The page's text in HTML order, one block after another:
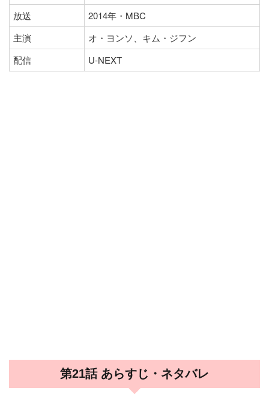
放送
2014年・MBC
主演
オ・ヨンソ、キム・ジフン
配信
U-NEXT
第21話 あらすじ・ネタバレ